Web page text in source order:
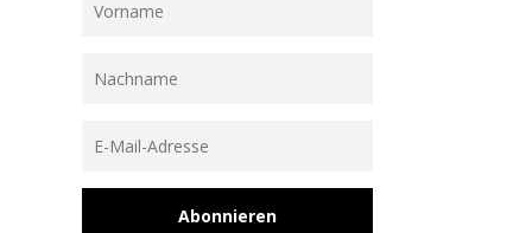
Abonnieren